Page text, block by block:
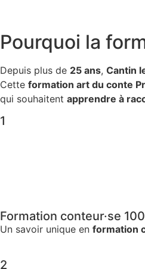
Pourquoi la
Depuis plus de 25 ans, Cantin
Cette formation art du conte
qui souhaitent apprendre à
1
Formation conteur·se
Un savoir unique en formation
2